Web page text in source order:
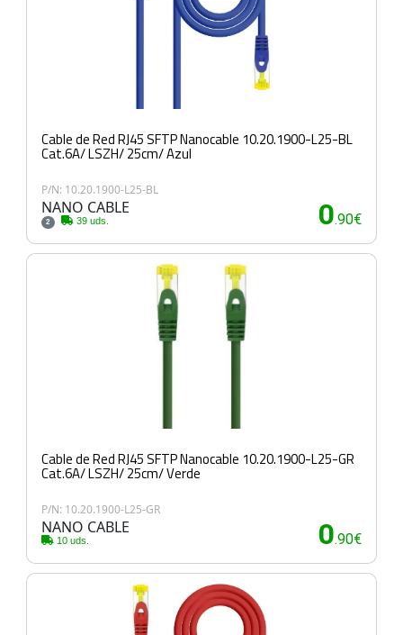
Cable de Red RJ45 SFTP Nanocable 10.20.1900-L25-BL
Cat.6A/ LSZH/ 25cm/ Azul
P/N: 10.20.1900-L25-BL
NANO CABLE
2 39 uds. 0.90€
Cable de Red RJ45 SFTP Nanocable 10.20.1900-L25-GR
Cat.6A/ LSZH/ 25cm/ Verde
P/N: 10.20.1900-L25-GR
NANO CABLE
10 uds. 0.90€